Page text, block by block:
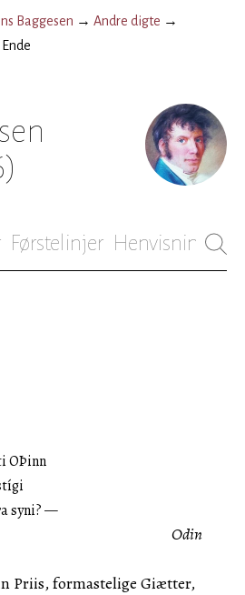
Baggesen → Andre digte →
Ende
Førstelinjer Henvisninger
OÞinn
syni? —
Odin
Priis, formastelige Giætter,